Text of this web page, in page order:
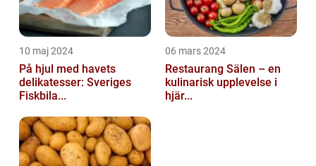
10 maj 2024
På hjul med havets
delikatesser: Sveriges
Fiskbila...
06 mars 2024
Restaurang Sälen – en
kulinarisk upplevelse i
hjär...